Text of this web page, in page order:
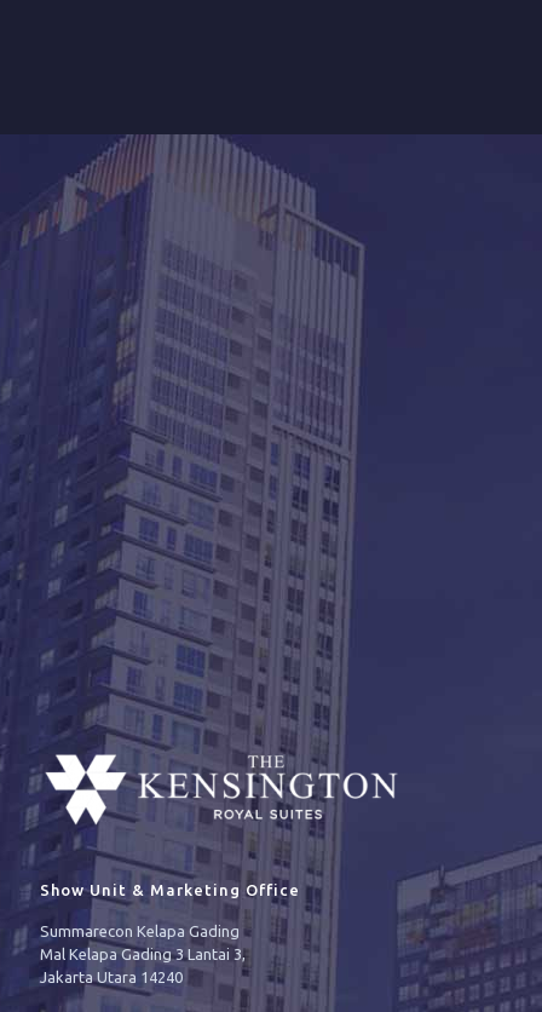
Show Unit & Marketing Office
Summarecon Kelapa Gading
Mal Kelapa Gading 3 Lantai 3,
Jakarta Utara 14240